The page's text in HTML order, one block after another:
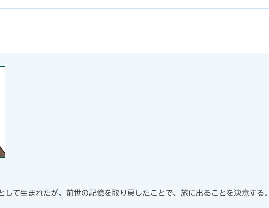
して生まれたが、前世の記憶を取り戻したことで、旅に出ることを決意する